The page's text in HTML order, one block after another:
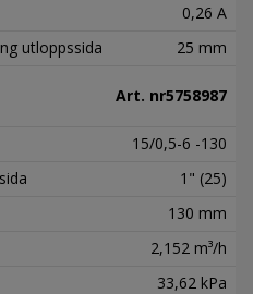
0,26 A
utloppssida
25 mm
Art. nr5758987
15/0,5-6 -130
1" (25)
130 mm
2,152 m³/h
33,62 kPa